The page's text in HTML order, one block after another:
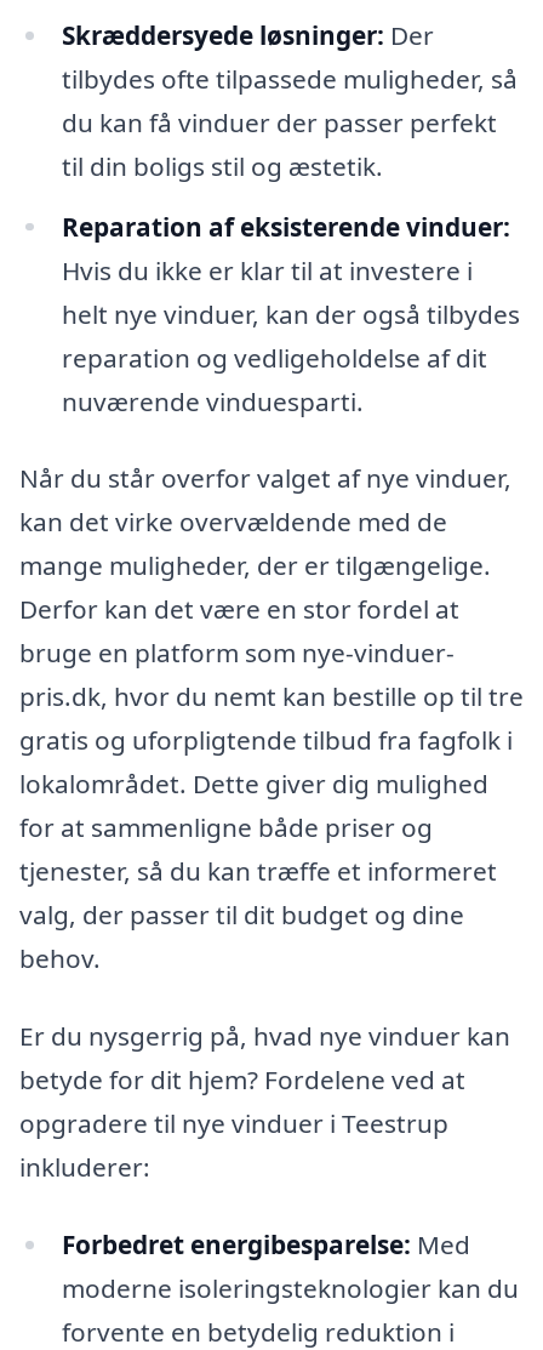
Skræddersyede løsninger: Der
tilbydes ofte tilpassede muligheder, så
du kan få vinduer der passer perfekt
til din boligs stil og æstetik.
Reparation af eksisterende vinduer:
Hvis du ikke er klar til at investere i
helt nye vinduer, kan der også tilbydes
reparation og vedligeholdelse af dit
nuværende vinduesparti.
Når du står overfor valget af nye vinduer,
kan det virke overvældende med de
mange muligheder, der er tilgængelige.
Derfor kan det være en stor fordel at
bruge en platform som nye-vinduer-
pris.dk, hvor du nemt kan bestille op til tre
gratis og uforpligtende tilbud fra fagfolk i
lokalområdet. Dette giver dig mulighed
for at sammenligne både priser og
tjenester, så du kan træffe et informeret
valg, der passer til dit budget og dine
behov.
Er du nysgerrig på, hvad nye vinduer kan
betyde for dit hjem? Fordelene ved at
opgradere til nye vinduer i Teestrup
inkluderer:
Forbedret energibesparelse: Med
moderne isoleringsteknologier kan du
forvente en betydelig reduktion i